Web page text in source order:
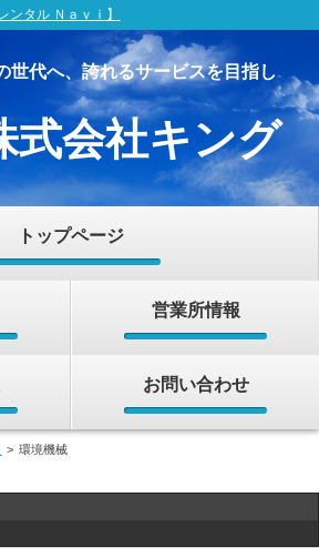
ンタル Ｎａｖｉ】
世代へ、誇れるサービスを目指し
式会社キング
トップページ
営業所情報
お問い合わせ
> 環境機械